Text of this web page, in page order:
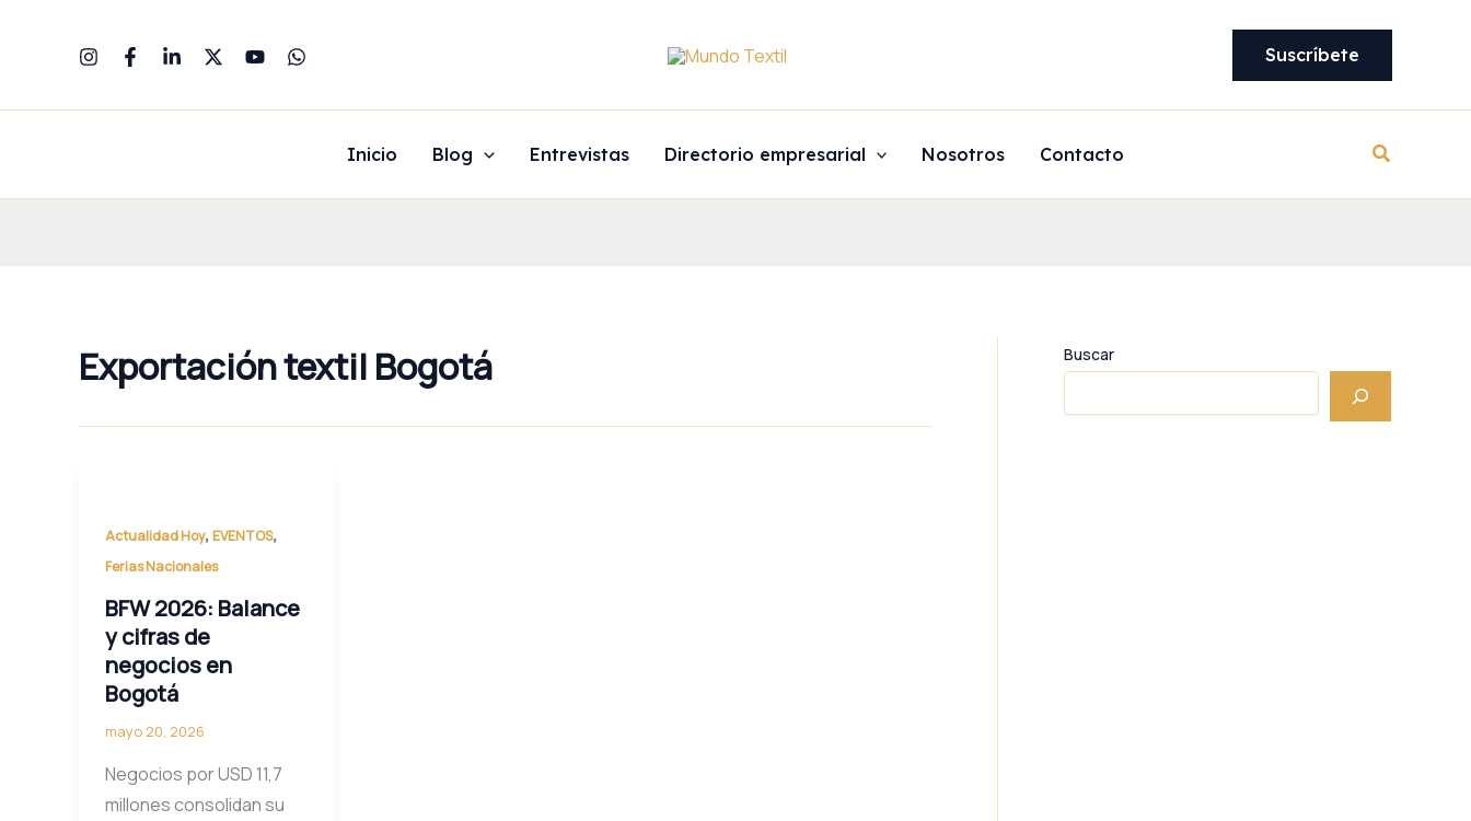
Suscríbete
Inicio Blog Entrevistas Directorio empresarial Nosotros Contacto Buscar
Exportación textil Bogotá
Actualidad Hoy, EVENTOS,
Ferias Nacionales
BFW 2026: Balance
y cifras de
negocios en
Bogotá
mayo 20, 2026
Negocios por USD 11,7
millones consolidan su
Buscar